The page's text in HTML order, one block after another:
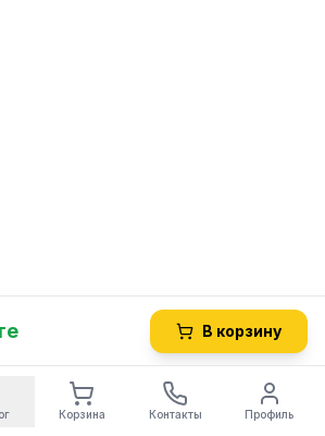
В корзину
Корзина Контакты Профиль